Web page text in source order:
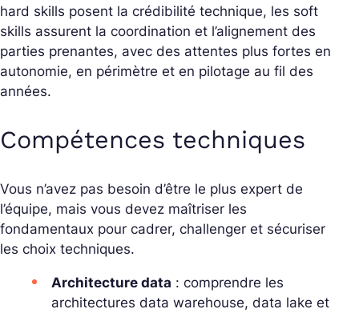
hard skills posent la crédibilité technique, les soft
skills assurent la coordination et l’alignement des
parties prenantes, avec des attentes plus fortes en
autonomie, en périmètre et en pilotage au fil des
années.
Compétences techniques
Vous n’avez pas besoin d’être le plus expert de
l’équipe, mais vous devez maîtriser les
fondamentaux pour cadrer, challenger et sécuriser
les choix techniques.
Architecture data : comprendre les
architectures data warehouse, data lake et